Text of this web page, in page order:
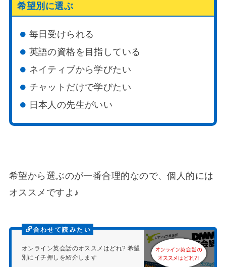
希望別に選ぶ
毎日受けられる
英語の資格を目指している
ネイティブから学びたい
チャットだけで学びたい
日本人の先生がいい
希望から選ぶのが一番合理的なので、個人的には
オススメですよ♪
オンライン英会話のオススメはどれ? 希望
別にイチ押しを紹介します